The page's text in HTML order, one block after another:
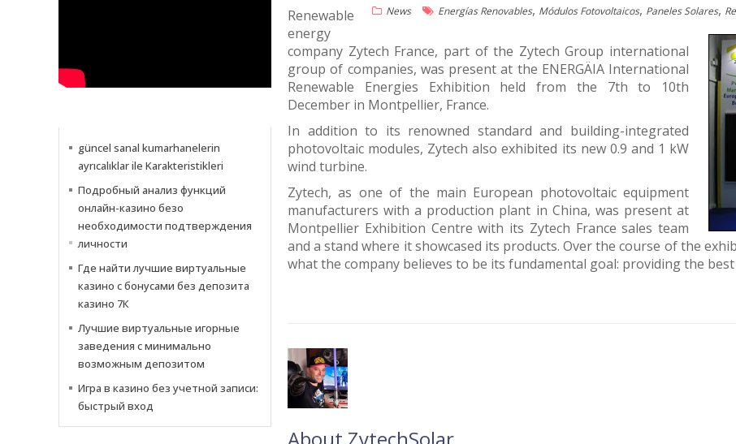
News Energías Renovables, Módulos Fotovoltaicos, Paneles Solares,
Renewable
energy
company Zytech France, part of the Zytech Group international
group of companies, was present at the ENERGÄIA International
Renewable Energies Exhibition held from the 7th to 10th
December in Montpellier, France.
In addition to its renowned standard and building-integrated
photovoltaic modules, Zytech also exhibited its new 0.9 and 1 kW
wind turbine.
Zytech, as one of the main European photovoltaic equipment
manufacturers with a production plant in China, was present at
Montpellier Exhibition Centre with its Zytech France sales team
and a stand where it showcased its products. Over the course of the
what the company believes to be its fundamental goal: providing the
güncel sanal kumarhanelerin
ayrıcalıklar ile Karakteristikleri
Подробный анализ функций
онлайн-казино безо
необходимости подтверждения
личности
Где найти лучшие виртуальные
казино с бонусами без депозита
казино 7К
Лучшие виртуальные игорные
заведения с минимально
возможным депозитом
Игра в казино без учетной записи:
быстрый вход